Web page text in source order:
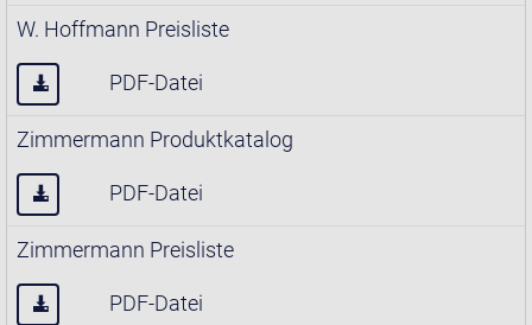
W. Hoffmann Preisliste
PDF-Datei
Zimmermann Produktkatalog
PDF-Datei
Zimmermann Preisliste
PDF-Datei